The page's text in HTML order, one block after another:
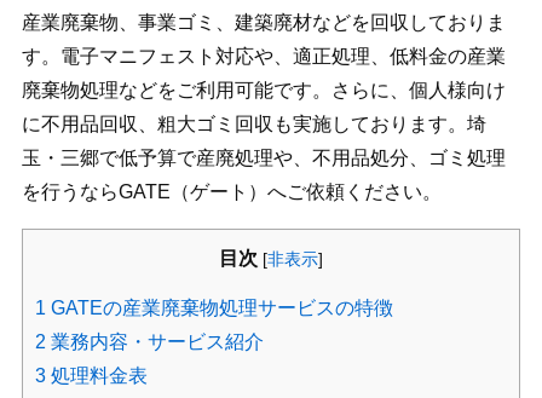
産業廃棄物、事業ゴミ、建築廃材などを回収しておりま
す。電子マニフェスト対応や、適正処理、低料金の産業
廃棄物処理などをご利用可能です。さらに、個人様向け
に不用品回収、粗大ゴミ回収も実施しております。埼
玉・三郷で低予算で産廃処理や、不用品処分、ゴミ処理
を行うならGATE（ゲート）へご依頼ください。
目次 [非表示]
1 GATEの産業廃棄物処理サービスの特徴
2 業務内容・サービス紹介
3 処理料金表